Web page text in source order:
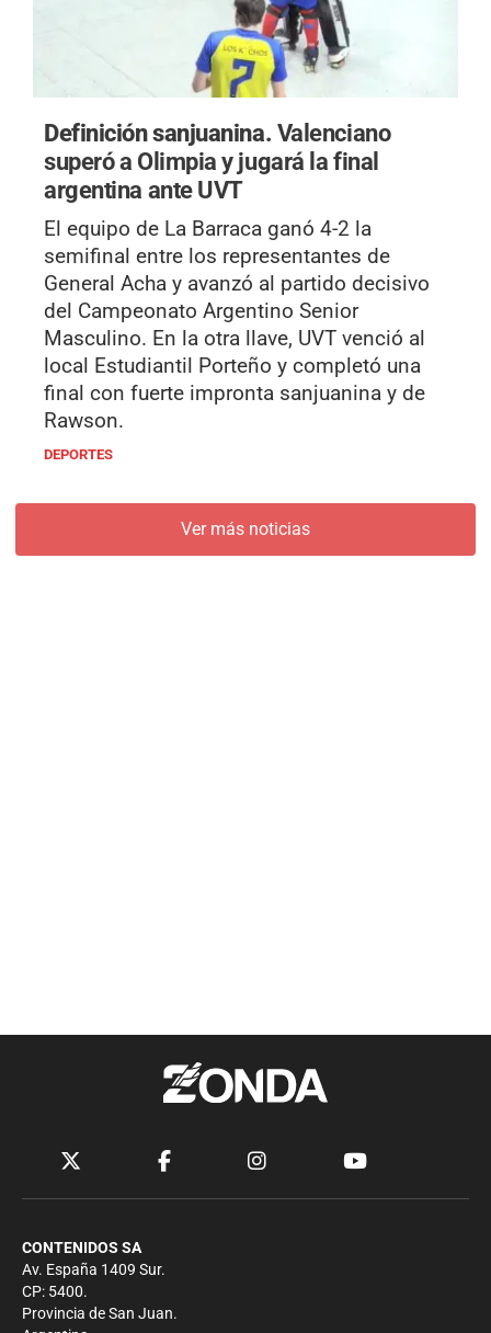
Definición sanjuanina. Valenciano
superó a Olimpia y jugará la final
argentina ante UVT
El equipo de La Barraca ganó 4-2 la
semifinal entre los representantes de
General Acha y avanzó al partido decisivo
del Campeonato Argentino Senior
Masculino. En la otra llave, UVT venció al
local Estudiantil Porteño y completó una
final con fuerte impronta sanjuanina y de
Rawson.
DEPORTES
Ver más noticias
CONTENIDOS SA
Av. España 1409 Sur.
CP: 5400.
Provincia de San Juan.